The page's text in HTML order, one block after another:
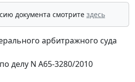
документа смотрите здесь
арбитражного суда
делу N А65-3280/2010